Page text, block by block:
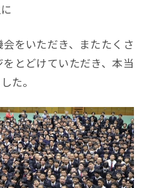
をいただき、またたくさ
とどけていただき、本当
た。